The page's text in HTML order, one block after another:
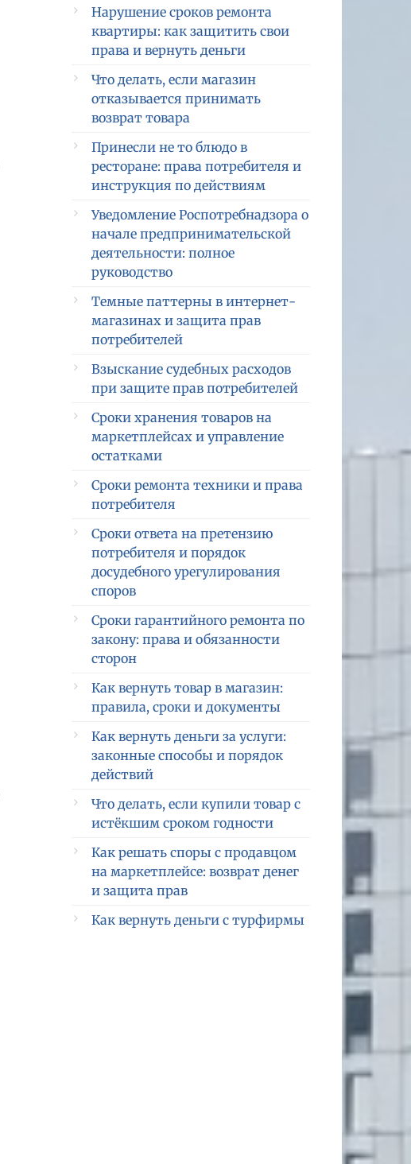
Нарушение сроков ремонта
квартиры: как защитить свои
права и вернуть деньги
Что делать, если магазин
отказывается принимать
возврат товара
Принесли не то блюдо в
ресторане: права потребителя и
инструкция по действиям
Уведомление Роспотребнадзора о
начале предпринимательской
деятельности: полное
руководство
Темные паттерны в интернет-
магазинах и защита прав
потребителей
Взыскание судебных расходов
при защите прав потребителей
Сроки хранения товаров на
маркетплейсах и управление
остатками
Сроки ремонта техники и права
потребителя
Сроки ответа на претензию
потребителя и порядок
досудебного урегулирования
споров
Сроки гарантийного ремонта по
закону: права и обязанности
сторон
Как вернуть товар в магазин:
правила, сроки и документы
Как вернуть деньги за услуги:
законные способы и порядок
действий
Что делать, если купили товар с
истёкшим сроком годности
Как решать споры с продавцом
на маркетплейсе: возврат денег
и защита прав
Как вернуть деньги с турфирмы